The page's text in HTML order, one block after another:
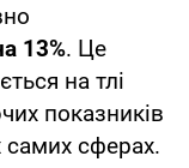
13%. Це
на тлі
показників
самих сферах.